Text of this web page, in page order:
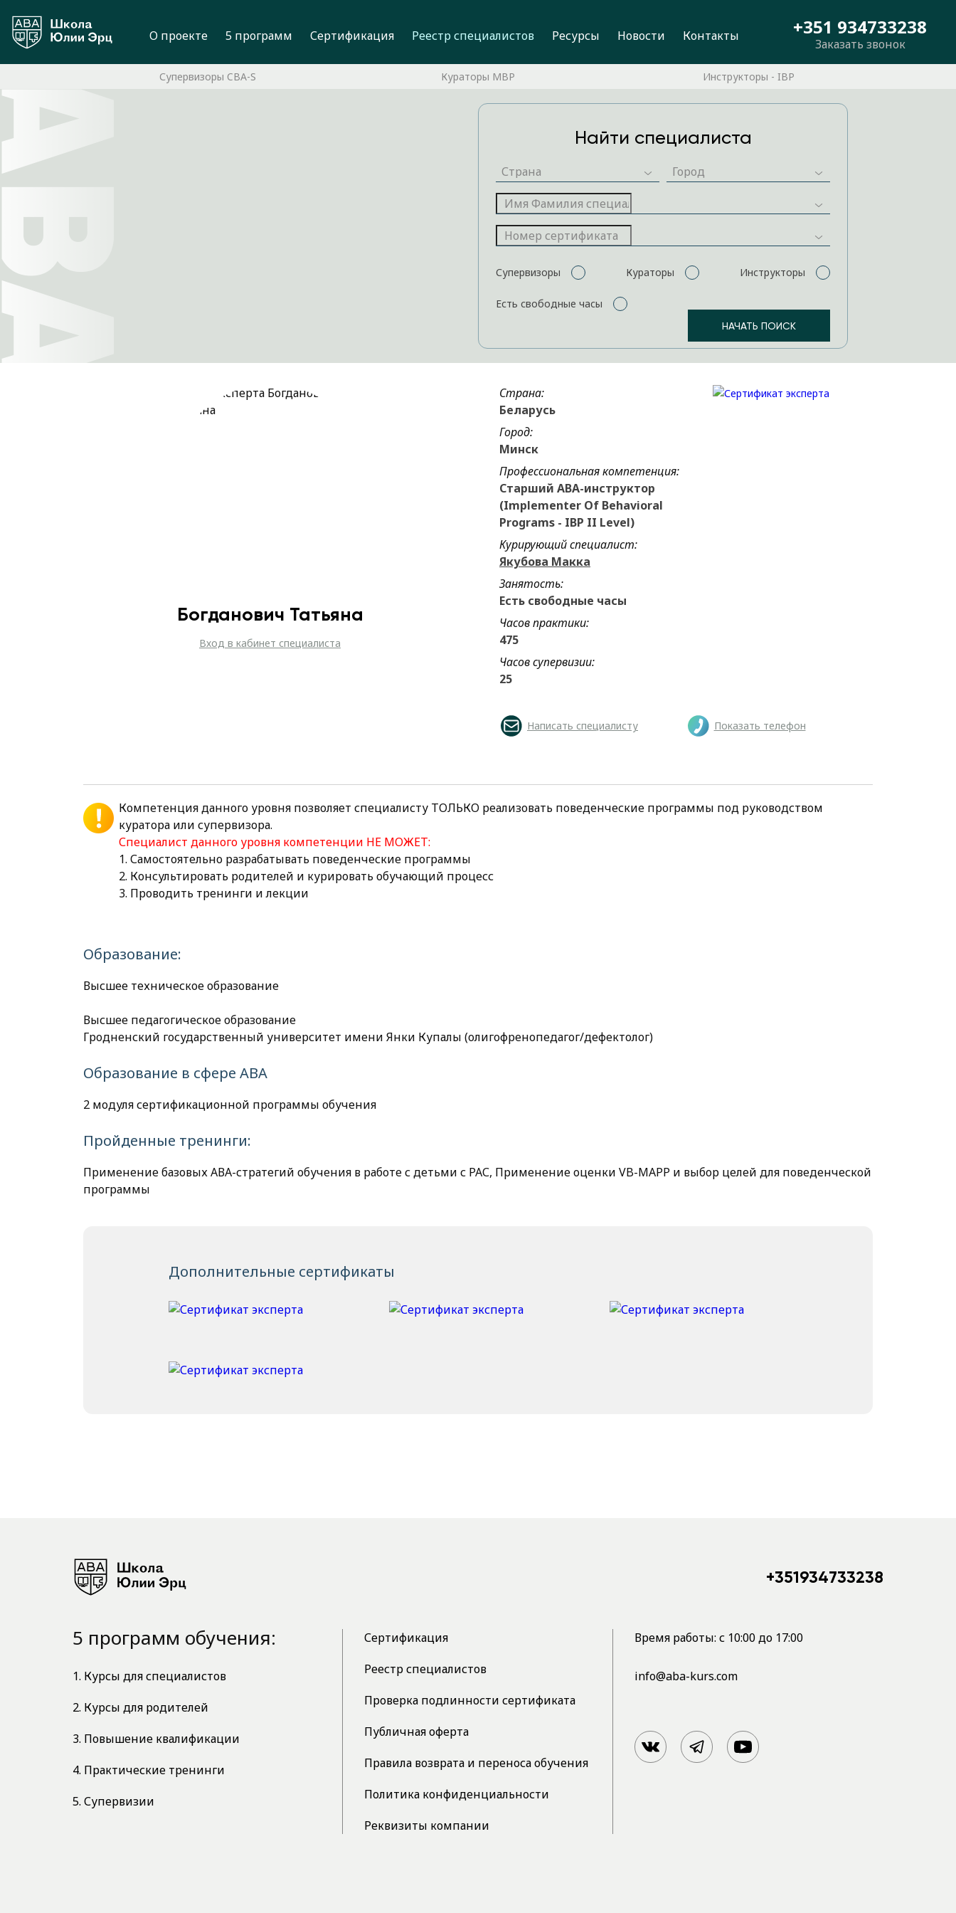
О проекте 5 программ Сертификация Реестр специалистов Ресурсы Новости Контакты +351 934733238
Заказать звонок
Супервизоры CBA-S Кураторы MBP Инструкторы - IBP
Найти специалиста
Супервизоры Кураторы Инструкторы
Есть свободные часы
Богданович Татьяна
Вход в кабинет специалиста
Страна:
Беларусь
Город:
Минск
Профессиональная компетенция:
Старший АВА-инструктор
(Implementer Of Behavioral
Programs - IBP II Level)
Курирующий специалист:
Якубова Макка
Занятость:
Есть свободные часы
Часов практики:
475
Часов супервизии:
25
Написать специалисту Показать телефон
Компетенция данного уровня позволяет специалисту ТОЛЬКО реализовать поведенческие программы под руководством
куратора или супервизора.
Специалист данного уровня компетенции НЕ МОЖЕТ:
1. Самостоятельно разрабатывать поведенческие программы
2. Консультировать родителей и курировать обучающий процесс
3. Проводить тренинги и лекции
Образование:
Высшее техническое образование
Высшее педагогическое образование
Гродненский государственный университет имени Янки Купалы (олигофренопедагог/дефектолог)
Образование в сфере АВА
2 модуля сертификационной программы обучения
Пройденные тренинги:
Применение базовых АВА-стратегий обучения в работе с детьми с РАС, Применение оценки VB-MAPP и выбор целей для поведенческой
программы
Дополнительные сертификаты
+351934733238
5 программ обучения:
1. Курсы для специалистов
2. Курсы для родителей
3. Повышение квалификации
4. Практические тренинги
5. Супервизии
Сертификация
Реестр специалистов
Проверка подлинности сертификата
Публичная оферта
Правила возврата и переноса обучения
Политика конфиденциальности
Реквизиты компании
Время работы: с 10:00 до 17:00
info@aba-kurs.com